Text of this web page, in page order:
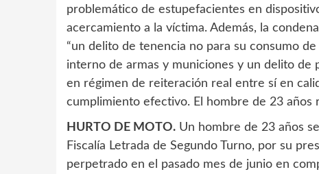
problemático de estupefacientes en
acercamiento a la víctima. Además, la
“un delito de tenencia no para su consumo
interno de armas y municiones y un delito
en régimen de reiteración real entre sí en
cumplimiento efectivo. El hombre de 23 años
HURTO DE MOTO. Un hombre de 23 años
Fiscalía Letrada de Segundo Turno, por su
perpetrado en el pasado mes de junio en